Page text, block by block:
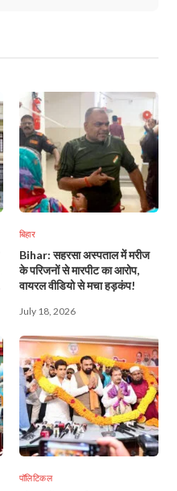
बिहार
Bihar: सहरसा अस्पताल में मरीज
के परिजनों से मारपीट का आरोप,
वायरल वीडियो से मचा हड़कंप!
July 18, 2026
पॉलिटिकल